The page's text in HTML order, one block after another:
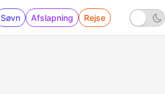
Søvn Afslapning Rejse